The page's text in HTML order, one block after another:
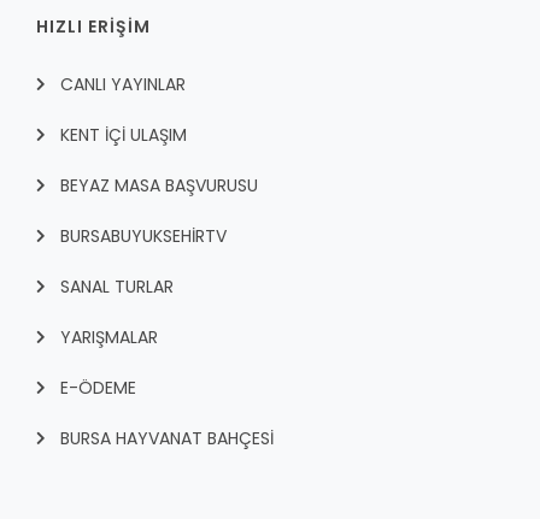
HIZLI ERİŞİM
CANLI YAYINLAR
KENT İÇI ULAŞIM
BEYAZ MASA BAŞVURUSU
BURSABUYUKSEHIRTV
SANAL TURLAR
YARIŞMALAR
E-ÖDEME
BURSA HAYVANAT BAHÇESİ